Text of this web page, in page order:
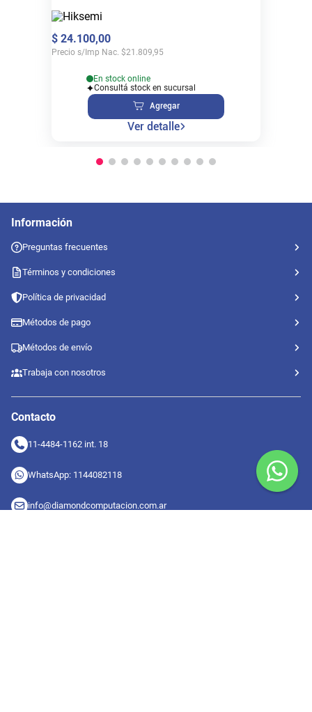
$ 24.100,00
Precio s/Imp Nac. $21.809,95
En stock online
Consultá stock en sucursal
Agregar
Ver detalle
Información
Preguntas frecuentes
Términos y condiciones
Política de privacidad
Métodos de pago
Métodos de envío
Trabaja con nosotros
Contacto
11-4484-1162 int. 18
WhatsApp: 1144082118
info@diamondcomputacion.com.ar